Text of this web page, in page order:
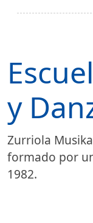
y
Zurriola
formado por
1982.